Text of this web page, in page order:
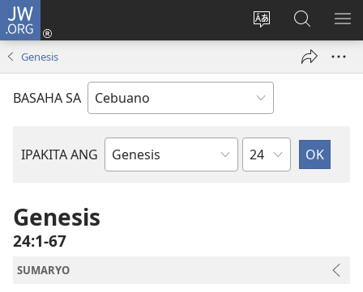
JW.ORG
Ilisi
pinulongan
sa
site
Log
ug
window)
Pangitaa
sa
JW.ORG
Genesis
BASAHA SA
IPAKITA ANG
Basahon
Kapitulo
Genesis
24:1-67
SUMARYO